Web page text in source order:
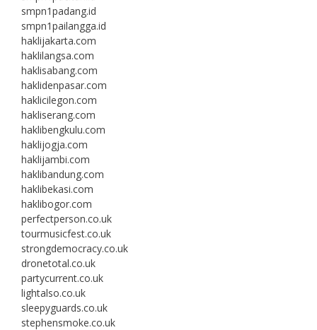
smpn1padang.id
smpn1pailangga.id
haklijakarta.com
haklilangsa.com
haklisabang.com
haklidenpasar.com
haklicilegon.com
hakliserang.com
haklibengkulu.com
haklijogja.com
haklijambi.com
haklibandung.com
haklibekasi.com
haklibogor.com
perfectperson.co.uk
tourmusicfest.co.uk
strongdemocracy.co.uk
dronetotal.co.uk
partycurrent.co.uk
lightalso.co.uk
sleepyguards.co.uk
stephensmoke.co.uk